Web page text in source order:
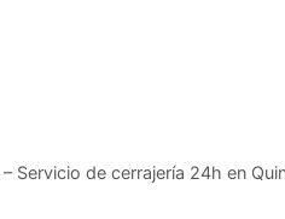
– Servicio de cerrajería 24h en